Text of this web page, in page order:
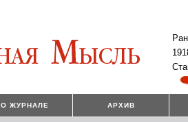
О ЖУРНАЛЕ АРХИВ